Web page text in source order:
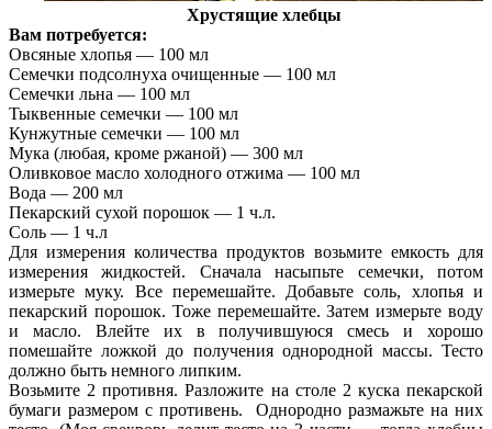
Хрустящие хлебцы
Вам потребуется:
Овсяные хлопья — 100 мл
Семечки подсолнуха очищенные — 100 мл
Семечки льна — 100 мл
Тыквенные семечки — 100 мл
Кунжутные семечки — 100 мл
Мука (любая, кроме ржаной) — 300 мл
Оливковое масло холодного отжима — 100 мл
Вода — 200 мл
Пекарский сухой порошок — 1 ч.л.
Соль — 1 ч.л
Для измерения количества продуктов возьмите емкость для
измерения жидкостей. Сначала насыпьте семечки, потом
измерьте муку. Все перемешайте. Добавьте соль, хлопья и
пекарский порошок. Тоже перемешайте. Затем измерьте воду
и масло. Влейте их в получившуюся смесь и хорошо
помешайте ложкой до получения однородной массы. Тесто
должно быть немного липким.
Возьмите 2 противня. Разложите на столе 2 куска пекарской
бумаги размером с противень. Однородно размажьте на них